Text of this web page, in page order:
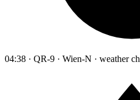
04:38 · QR-9 · Wien-N · weather